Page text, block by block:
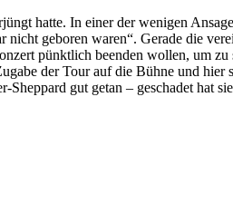
hatte. In einer der wenigen
geboren waren“. Gerade die
pünktlich beenden wollen, um
der Tour auf die Bühne und hier
gut getan – geschadet hat